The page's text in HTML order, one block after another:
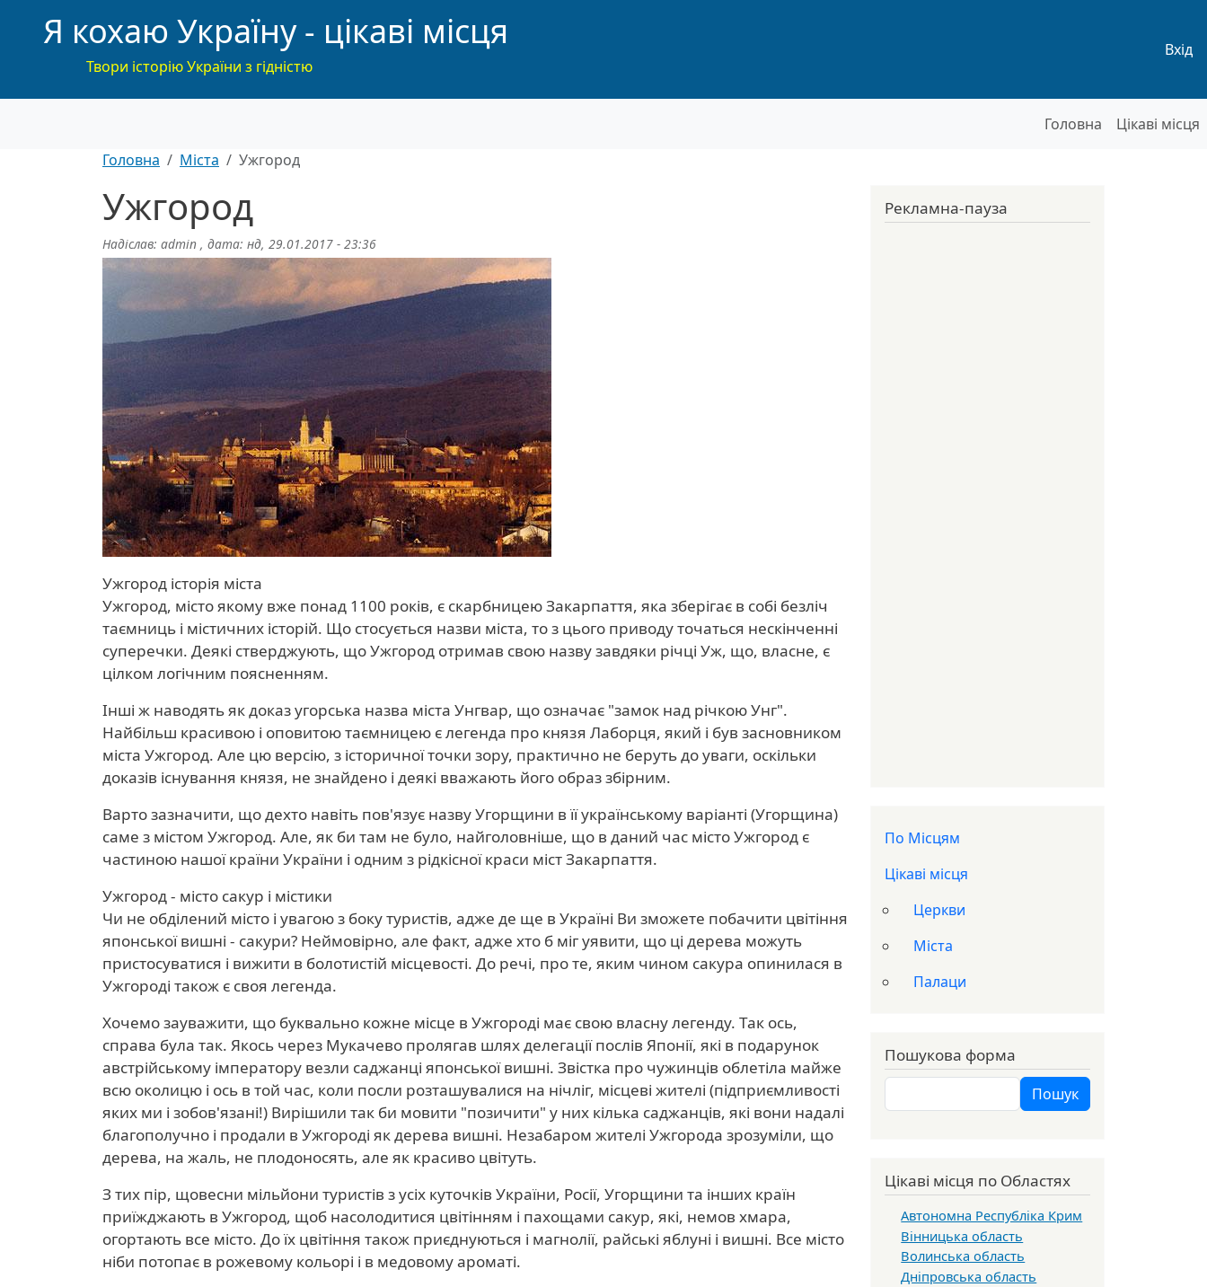
Я кохаю Україну - цікаві місця
Твори історію України з гідністю
Вхід
Основна
Головна
Цікаві місця
Головна
Міста Ужгород
Ужгород
Надіслав: admin , дата: нд, 29.01.2017 - 23:36
Ужгород історія міста
Ужгород, місто якому вже понад 1100 років, є скарбницею Закарпаття, яка зберігає в собі безліч
таємниць і містичних історій. Що стосується назви міста, то з цього приводу точаться нескінченні
суперечки. Деякі стверджують, що Ужгород отримав свою назву завдяки річці Уж, що, власне, є
цілком логічним поясненням.
Інші ж наводять як доказ угорська назва міста Унгвар, що означає "замок над річкою Унг".
Найбільш красивою і оповитою таємницею є легенда про князя Лаборця, який і був засновником
міста Ужгород. Але цю версію, з історичної точки зору, практично не беруть до уваги, оскільки
доказів існування князя, не знайдено і деякі вважають його образ збірним.
Варто зазначити, що дехто навіть пов'язує назву Угорщини в її українському варіанті (Угорщина)
саме з містом Ужгород. Але, як би там не було, найголовніше, що в даний час місто Ужгород є
частиною нашої країни України і одним з рідкісної краси міст Закарпаття.
Ужгород - місто сакур і містики
Чи не обділений місто і увагою з боку туристів, адже де ще в Україні Ви зможете побачити цвітіння
японської вишні - сакури? Неймовірно, але факт, адже хто б міг уявити, що ці дерева можуть
пристосуватися і вижити в болотистій місцевості. До речі, про те, яким чином сакура опинилася в
Ужгороді також є своя легенда.
Хочемо зауважити, що буквально кожне місце в Ужгороді має свою власну легенду. Так ось,
справа була так. Якось через Мукачево пролягав шлях делегації послів Японії, які в подарунок
австрійському імператору везли саджанці японської вишні. Звістка про чужинців облетіла майже
всю околицю і ось в той час, коли посли розташувалися на нічліг, місцеві жителі (підприємливості
яких ми і зобов'язані!) Вирішили так би мовити "позичити" у них кілька саджанців, які вони надалі
благополучно і продали в Ужгороді як дерева вишні. Незабаром жителі Ужгорода зрозуміли, що
дерева, на жаль, не плодоносять, але як красиво цвітуть.
З тих пір, щовесни мільйони туристів з усіх куточків України, Росії, Угорщини та інших країн
приїжджають в Ужгород, щоб насолодитися цвітінням і пахощами сакур, які, немов хмара,
огортають все місто. До їх цвітіння також приєднуються і магнолії, райські яблуні і вишні. Все місто
ніби потопає в рожевому кольорі і в медовому ароматі.
Рекламна-пауза
По Місцям
Цікаві місця
Церкви
Міста
Палаци
Пошукова форма
Пошук Пошук
Цікаві місця по Областях
Автономна Республіка Крим
Вінницька область
Волинська область
Дніпровська область